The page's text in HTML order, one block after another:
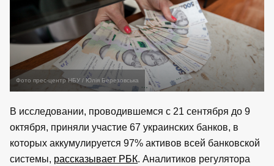
Фото прес-центр НБУ / Юлія Березовська
В исследовании, проводившемся с 21 сентября до 9
октября, приняли участие 67 украинских банков, в
которых аккумулируется 97% активов всей банковской
системы, рассказывает РБК. Аналитиков регулятора